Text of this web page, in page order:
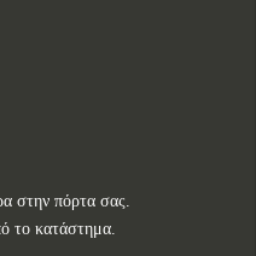
στην πόρτα σας.
το κατάστημα.